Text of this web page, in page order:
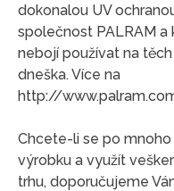
dokonalou UV
společnost PALRAM
nebojí používat na
dneška. Více na
http://
Chcete-li se po
výrobku a využít
trhu, doporučujeme